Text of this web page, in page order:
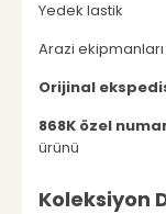
Yedek lastik
Arazi ekipmanları
Orijinal
868K özel
ürünü
Koleksiyon